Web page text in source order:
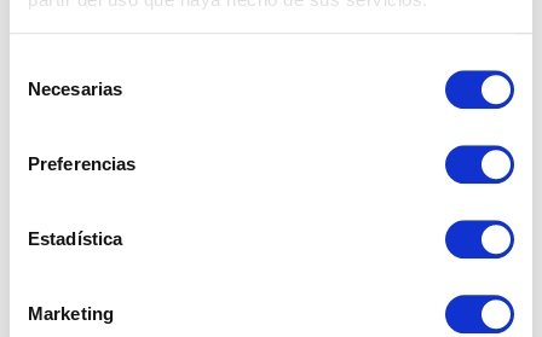
Necesarias
Preferencias
Estadística
Marketing
Real Estate
What nobody explains about buying a house in Spain
as a foreigner
Taxes When Selling a Property in Andalusia as a Non-
Resident